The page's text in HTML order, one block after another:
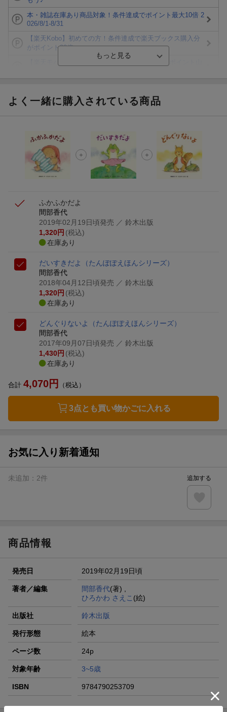
本・雑誌在庫あり商品対象！条件達成でポイント最大10倍 2
026/8/1-8/31
【楽天Kobo】初めての方！条件達成で楽天ブックス購入分
がポイント20倍
ト山分け
エントリー＆3,000円以上購入で無料データSIM（3GB/月プ
ラン）が当たる！
楽天モバイル紹介キャンペーンの拡散で300円OFFクーポン
進呈
よく一緒に購入されている商品
ふかふかだよ
間部香代
2019年02月19日頃発売 ／ 鈴木出版
1,320円 (税込)
在庫あり
だいすきだよ
（たんぽぽえほんシリーズ）
間部香代
2018年04月12日頃発売 ／ 鈴木出版
1,320円 (税込)
在庫あり
どんぐりないよ
（たんぽぽえほんシリーズ）
間部香代
2017年09月07日頃発売 ／ 鈴木出版
1,430円 (税込)
在庫あり
合計 4,070円 （税込）
3点とも買い物かごに入れる
お気に入り新着通知
未追加： 2件 追加する
商品情報
発売日 2019年02月19日頃
著者／編集 間部香代(著) ,
ひろかわ さえこ (絵)
出版社 鈴木出版
発行形態 絵本
ページ数 24p
対象年齢 3~5歳
ISBN 9784790253709